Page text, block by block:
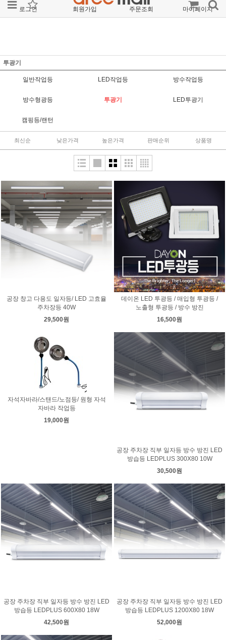
로그인 회원가입 주문조회 마이페이지
투광기
일반작업등 LED작업등 방수작업등
방수형광등 투광기 LED투광기
캠핑등/랜턴
최신순 낮은가격 높은가격 판매순위 상품명
공장 창고 다용도 일자등/ LED 고효율
주차장등 40W
29,500원
데이온 LED 투광등 / 매입형 투광등 /
노출형 투광등 / 방수 방진
16,500원
자석자바라/스탠드/노점등/ 원형 자석
자바라 작업등
19,000원
공장 주차장 직부 일자등 방수 방진 LED
방습등 LEDPLUS 300X80 10W
30,500원
공장 주차장 직부 일자등 방수 방진 LED
방습등 LEDPLUS 600X80 18W
42,500원
공장 주차장 직부 일자등 방수 방진 LED
방습등 LEDPLUS 1200X80 18W
52,000원